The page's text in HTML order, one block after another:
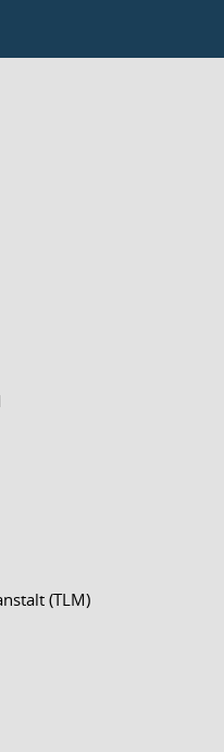
(TLM)